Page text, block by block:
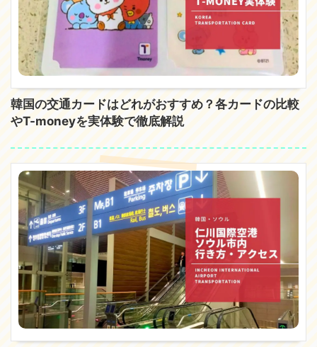
韓国の交通カードはどれがおすすめ？各カードの比較
やT-moneyを実体験で徹底解説